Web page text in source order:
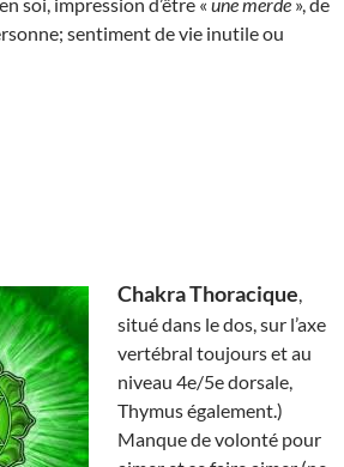
soi, impression d’être « une merde », de
sentiment de vie inutile ou
Chakra Thoracique,
situé dans le dos, sur l’axe
vertébral toujours et au
niveau 4e/5e dorsale,
Thymus également.)
Manque de volonté pour